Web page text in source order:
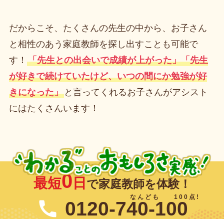
だからこそ、たくさんの先生の中から、お子さん
と相性のあう家庭教師を探し出すことも可能で
す！ 「先生との出会いで成績が上がった」「先生
が好きで続けていたけど、いつの間にか勉強が好
きになった」と言ってくれるお子さんがアシスト
にはたくさんいます！
最短0 日 で家庭教師を体験！
0120-740-100